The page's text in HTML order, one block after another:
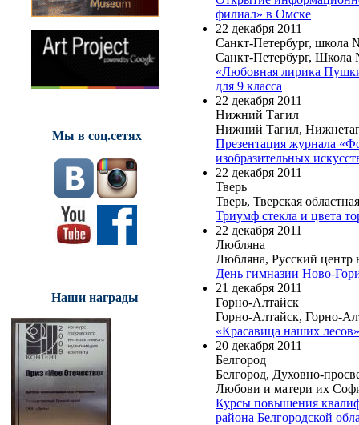
Мы в соц.сетях
Наши награды
филиал» в Омске
22 декабря 2011
Санкт-Петербург, школа
Санкт-Петербург, Школа
«Любовная лирика
для 9 класса
22 декабря 2011
Нижний Тагил
Нижний Тагил,
Презентация журнала
изобразительных
22 декабря 2011
Тверь
Тверь, Тверская
Триумф стекла и цвета
22 декабря 2011
Любляна
Любляна, Русский центр
День гимназии Ново-
21 декабря 2011
Горно-Алтайск
Горно-Алтайск, Горно-
«Красавица наших лесов»
20 декабря 2011
Белгород
Белгород, Духовно-
Любови и матери их
Курсы повышения
района Белгородской